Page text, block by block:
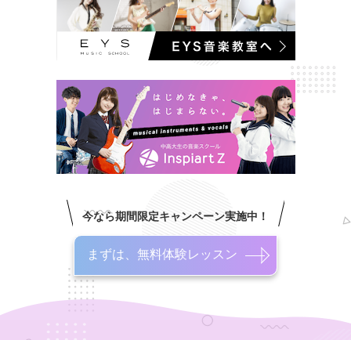
今なら期間限定キャンペーン実施中！
まずは、無料体験レッスン